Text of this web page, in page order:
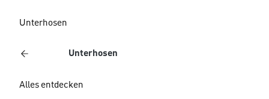
Unterhosen
Unterhosen
Alles entdecken